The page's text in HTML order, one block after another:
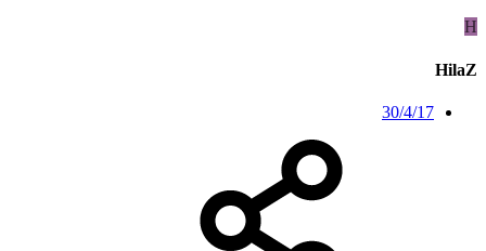
H
HilaZ
30/4/17